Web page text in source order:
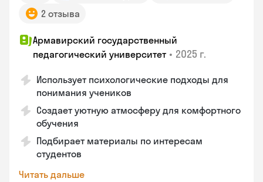
2 отзыва
Армавирский государственный
педагогический университет • 2025 г.
Использует психологические подходы для
понимания учеников
Создает уютную атмосферу для комфортного
обучения
Подбирает материалы по интересам
студентов
Читать дальше